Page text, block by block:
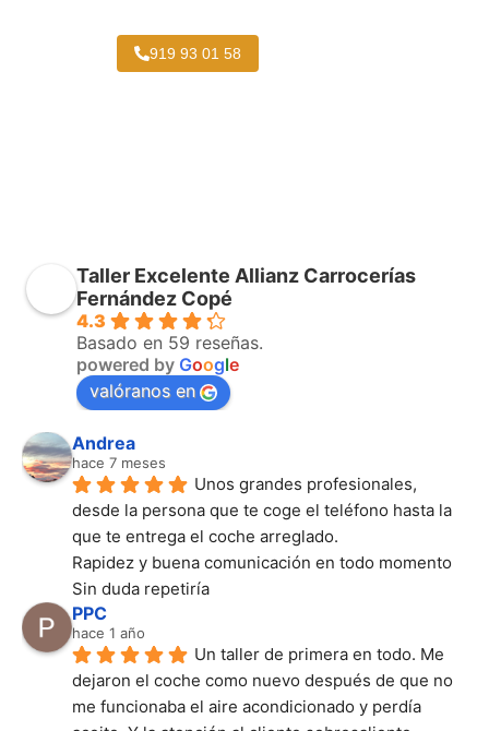
919 93 01 58
Taller Excelente Allianz Carrocerías
Fernández Copé
4.3
Basado en 59 reseñas.
powered by Google
valóranos en
Andrea
hace 7 meses
Unos grandes profesionales,
desde la persona que te coge el teléfono hasta la
que te entrega el coche arreglado.
Rapidez y buena comunicación en todo momento
Sin duda repetiría
PPC
hace 1 año
Un taller de primera en todo. Me
dejaron el coche como nuevo después de que no
me funcionaba el aire acondicionado y perdía